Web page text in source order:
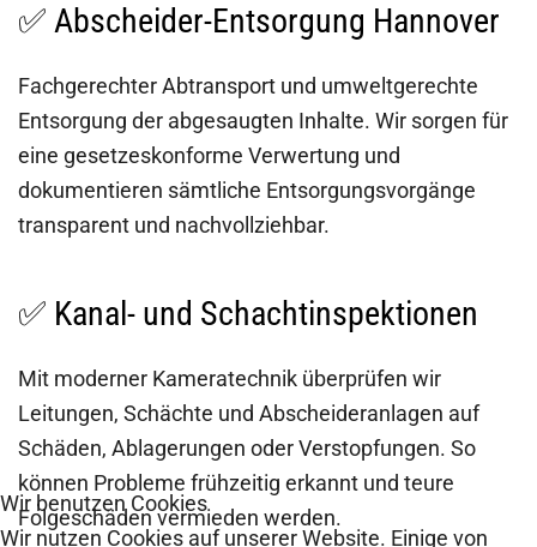
✅ Abscheider-Entsorgung Hannover
Fachgerechter Abtransport und umweltgerechte
Entsorgung der abgesaugten Inhalte. Wir sorgen für
eine gesetzeskonforme Verwertung und
dokumentieren sämtliche Entsorgungsvorgänge
transparent und nachvollziehbar.
✅ Kanal- und Schachtinspektionen
Mit moderner Kameratechnik überprüfen wir
Leitungen, Schächte und Abscheideranlagen auf
Schäden, Ablagerungen oder Verstopfungen. So
können Probleme frühzeitig erkannt und teure
Folgeschäden vermieden werden.
Wir benutzen Cookies
Wir nutzen Cookies auf unserer Website. Einige von